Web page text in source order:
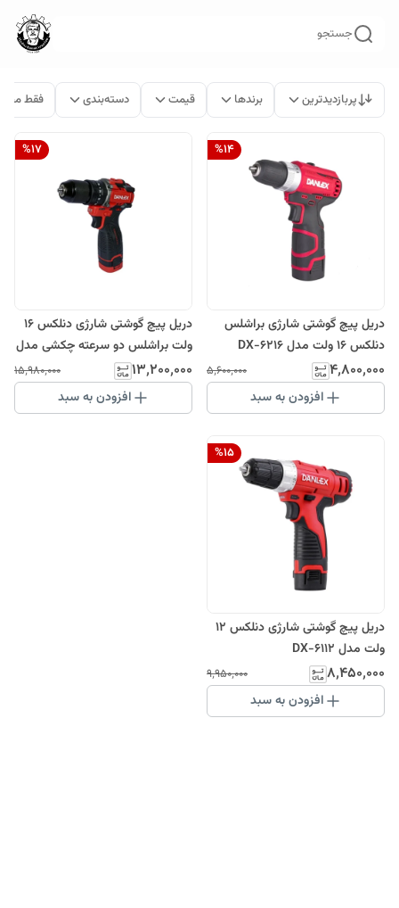
جستجو
پربازدیدترین برندها قیمت دسته‌بندی فقط
%14
دریل پیچ گوشتی شارژی براشلس
دنلکس 16 ولت مدل DX-6216
۴٬۸۰۰٬۰۰۰ ۵٬۶۰۰٬۰۰۰
افزودن به سبد
%17
دریل پیچ گوشتی شارژی دنلکس 16
ولت براشلس دو سرعته چکشی مدل
DX-6316
۱۳٬۲۰۰٬۰۰۰ ۱۵٬۹۸۰٬۰۰۰
افزودن به سبد
%15
دریل پیچ گوشتی شارژی دنلکس 12
ولت مدل DX-6112
۸٬۴۵۰٬۰۰۰ ۹٬۹۵۰٬۰۰۰
افزودن به سبد